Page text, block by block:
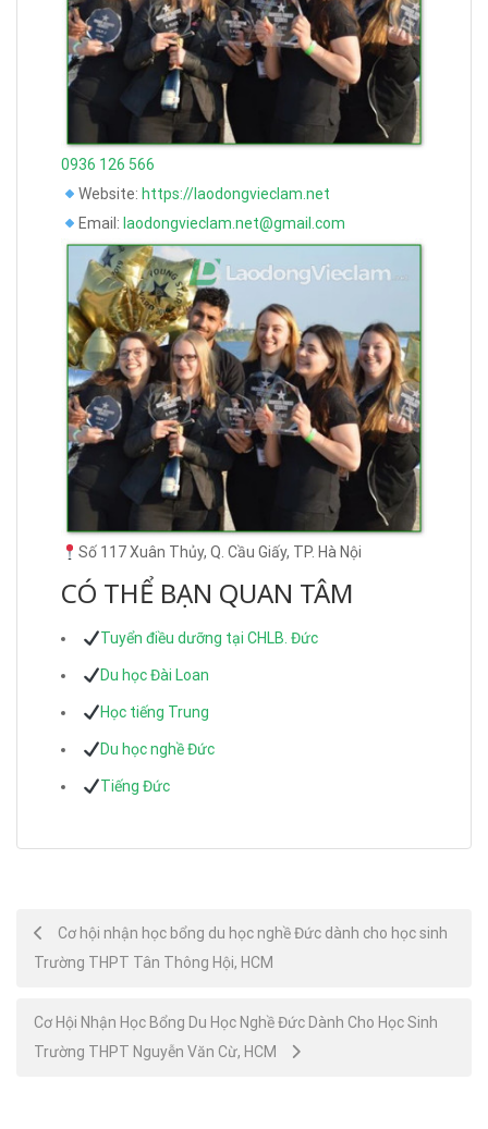
0936 126 566
Website: https://laodongvieclam.net
Email: laodongvieclam.net@gmail.com
Số 117 Xuân Thủy, Q. Cầu Giấy, TP. Hà Nội
CÓ THỂ BẠN QUAN TÂM
Tuyển điều dưỡng tại CHLB. Đức
Du học Đài Loan
Học tiếng Trung
Du học nghề Đức
Tiếng Đức
Post
navigation
Cơ hội nhận học bổng du học nghề Đức dành cho học sinh
Trường THPT Tân Thông Hội, HCM
Cơ Hội Nhận Học Bổng Du Học Nghề Đức Dành Cho Học Sinh
Trường THPT Nguyễn Văn Cừ, HCM